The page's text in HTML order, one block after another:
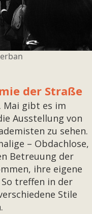
der Straße
Mai gibt es im
Ausstellung von
zu sehen.
– Obdachlose,
Betreuung der
ihre eigene
treffen in der
Stile